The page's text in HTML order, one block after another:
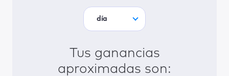
día
Tus ganancias
aproximadas son: